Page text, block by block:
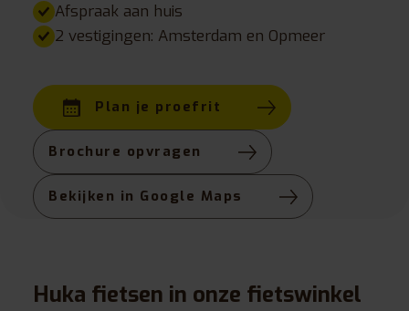
Afspraak aan huis
2 vestigingen: Amsterdam en Opmeer
Plan je proefrit
Brochure opvragen
Bekijken in Google Maps
Huka fietsen in onze fietswinkel